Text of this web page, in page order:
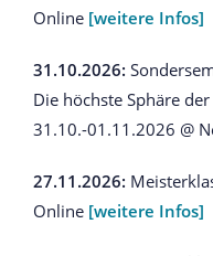
Online [weitere Infos]
31.10.2026:
Die höchste Sphäre
31.10.-01.11.2026 @
27.11.2026:
Online [weitere Infos]